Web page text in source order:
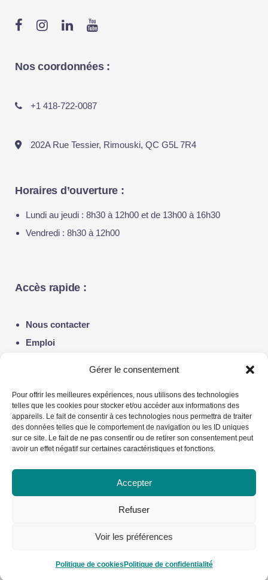
Gérer le consentement
Pour offrir les meilleures expériences, nous utilisons des technologies
telles que les cookies pour stocker et/ou accéder aux informations des
appareils. Le fait de consentir à ces technologies nous permettra de traiter
des données telles que le comportement de navigation ou les ID uniques
sur ce site. Le fait de ne pas consentir ou de retirer son consentement peut
avoir un effet négatif sur certaines caractéristiques et fonctions.
Accepter
Refuser
Voir les préférences
Politique de cookies Politique de confidentialité
Nos coordonnées :
+1 418-722-0087
202A Rue Tessier, Rimouski, QC G5L 7R4
Horaires d’ouverture :
Lundi au jeudi : 8h30 à 12h00 et de 13h00 à 16h30
Vendredi : 8h30 à 12h00
Accès rapide :
Nous contacter
Emploi
Liens utiles :
communauté – AQPSC
Réalisation avec ❤ parVirginie Dardenne